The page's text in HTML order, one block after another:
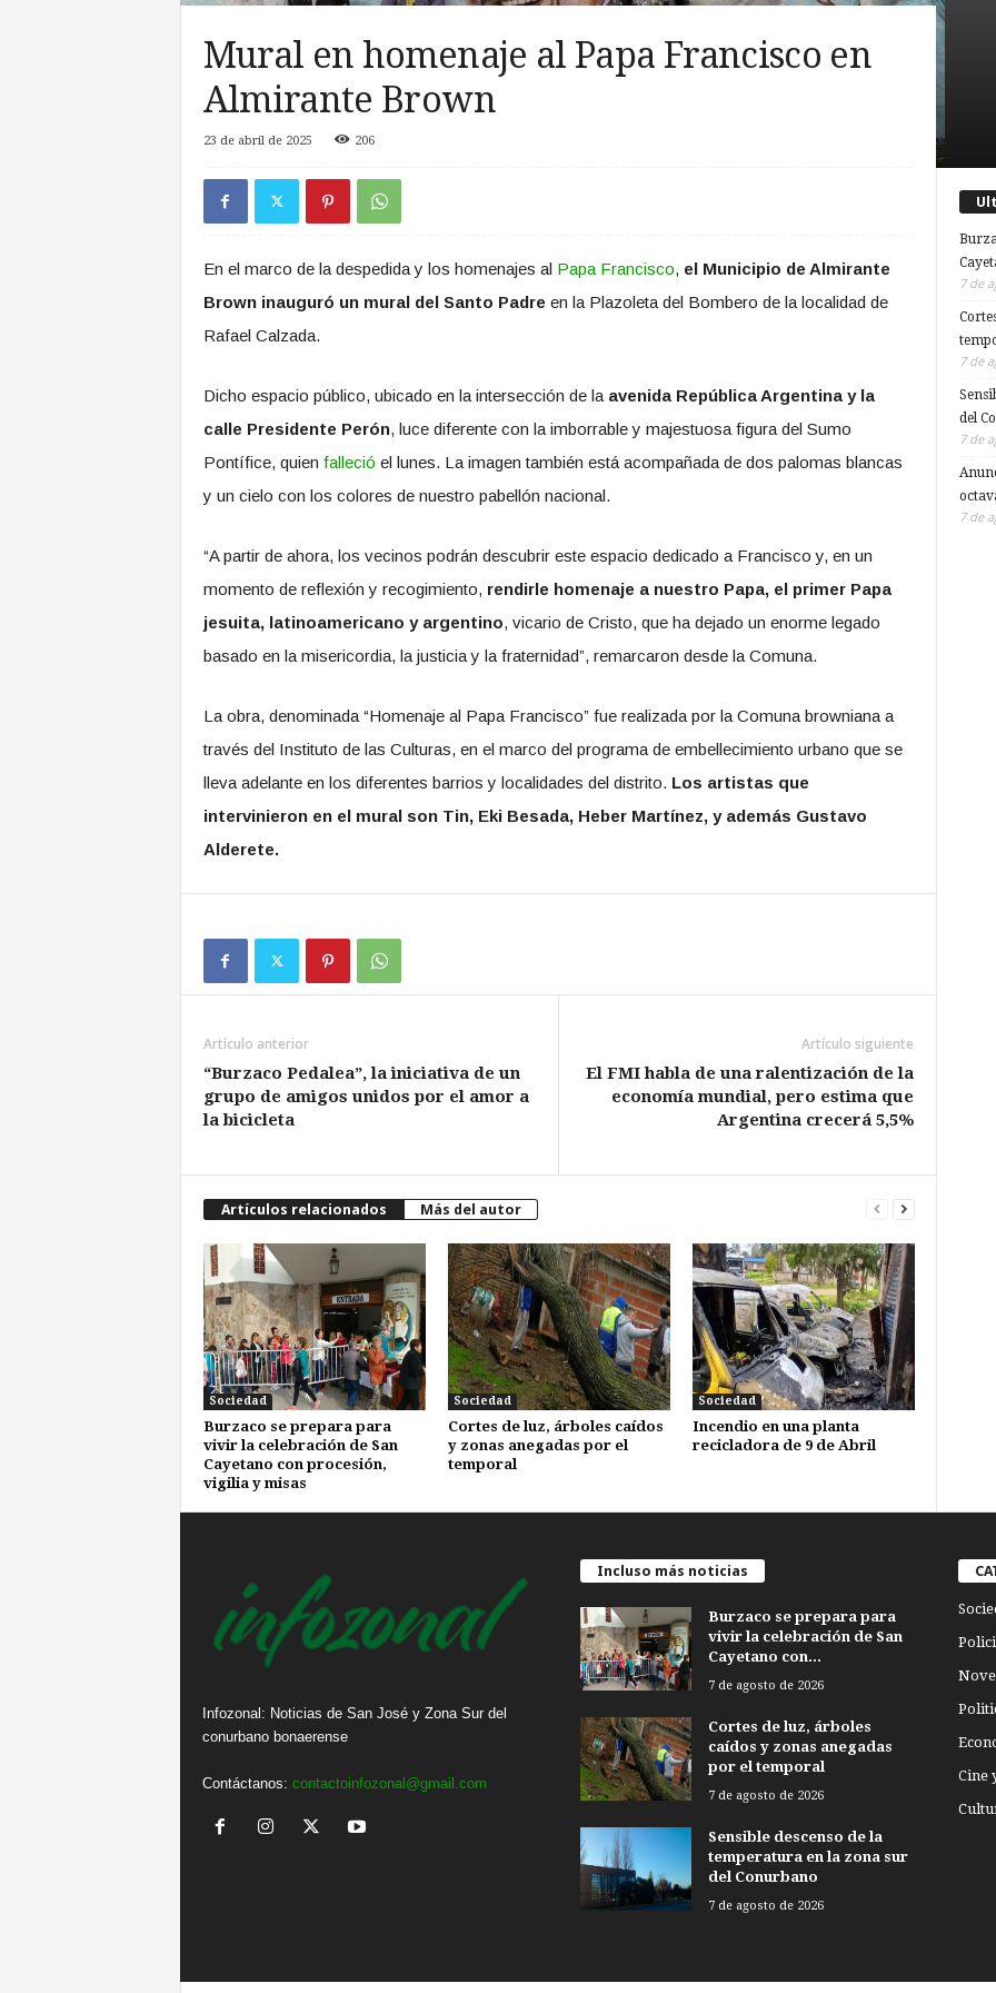
Mural en homenaje al Papa Francisco en
Almirante Brown
23 de abril de 2025 206
En el marco de la despedida y los homenajes alPapa Francisco, el Municipio de Almirante
Brown inauguró un mural del Santo Padre en la Plazoleta del Bombero de la localidad de
Rafael Calzada.
Dicho espacio público, ubicado en la intersección de laavenida República Argentina y la
calle Presidente Perón, luce diferente con la imborrable y majestuosa figura del Sumo
Pontífice, quien falleció el lunes. La imagen también está acompañada de dos palomas blancas
y un cielo con los colores de nuestro pabellón nacional.
“A partir de ahora, los vecinos podrán descubrir este espacio dedicado a Francisco y, en un
momento de reflexión y recogimiento, rendirle homenaje a nuestro Papa, el primer Papa
jesuita, latinoamericano y argentino, vicario de Cristo, que ha dejado un enorme legado
basado en la misericordia, la justicia y la fraternidad”, remarcaron desde la Comuna.
La obra, denominada “Homenaje al Papa Francisco” fue realizada por la Comuna browniana a
través del Instituto de las Culturas, en el marco del programa de embellecimiento urbano que se
lleva adelante en los diferentes barrios y localidades del distrito. Los artistas que
intervinieron en el mural son Tin, Eki Besada, Heber Martínez, y además Gustavo
Alderete.
Artículo anterior
“Burzaco Pedalea”, la iniciativa de un
grupo de amigos unidos por el amor a
la bicicleta
Artículo siguiente
El FMI habla de una ralentización de la
economía mundial, pero estima que
Argentina crecerá 5,5%
Artículos relacionados Más del autor
Sociedad
Burzaco se prepara para
vivir la celebración de San
Cayetano con procesión,
vigilia y misas
Sociedad
Cortes de luz, árboles caídos
y zonas anegadas por el
temporal
Sociedad
Incendio en una planta
recicladora de 9 de Abril
7 de
7 de
del
7 de
7 de
Infozonal: Noticias de San José y Zona Sur del
conurbano bonaerense
Contáctanos: contactoinfozonal@gmail.com
Incluso más noticias
Burzaco se prepara para
vivir la celebración de San
Cayetano con...
7 de agosto de 2026
Cortes de luz, árboles
caídos y zonas anegadas
por el temporal
7 de agosto de 2026
Sensible descenso de la
temperatura en la zona sur
del Conurbano
7 de agosto de 2026
Cine